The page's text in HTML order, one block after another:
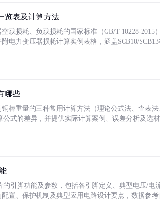
览表及计算方法
载损耗、负载损耗的国家标准（GB/T 10228-2015
电力变压器损耗计算实例表格，涵盖SCB10/
哪些
棒重量的三种常用计算方法（理论公式法、查表
公式的差异，并提供实际计算案例、误差分析及选
的引脚功能及参数，包括各引脚定义、典型电压/
置、保护机制及典型应用电路设计要点，数据参